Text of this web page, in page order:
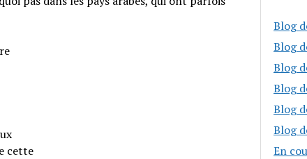
cette
Blog
Blog
Blog
Blog
Blog
Blog
En